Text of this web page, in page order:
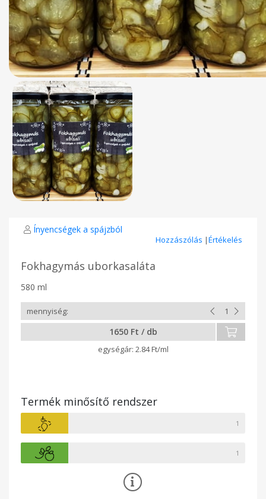
Ínyencségek a spájzból
Hozzászólás |Értékelés
Fokhagymás uborkasaláta
580 ml
1650 Ft / db
2.84 Ft/ml
Termék minősítő rendszer
1
1